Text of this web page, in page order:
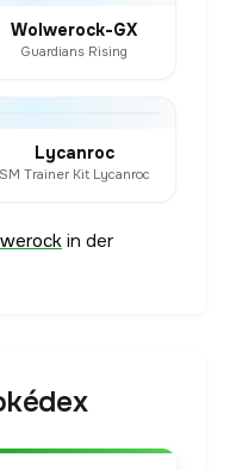
Wolwerock-GX
Guardians Rising
Lycanroc
SM Trainer Kit Lycanroc
in der